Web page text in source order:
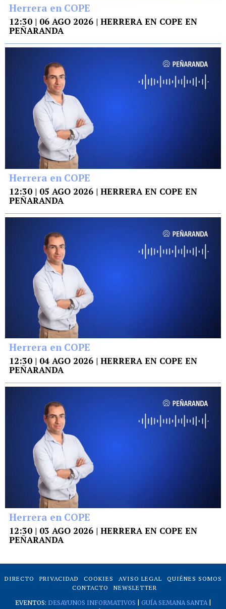
Herrera en COPE
12:30 | 06 AGO 2026 | HERRERA EN COPE EN
PEÑARANDA
Herrera en COPE
12:30 | 05 AGO 2026 | HERRERA EN COPE EN
PEÑARANDA
Herrera en COPE
12:30 | 04 AGO 2026 | HERRERA EN COPE EN
PEÑARANDA
Herrera en COPE
12:30 | 03 AGO 2026 | HERRERA EN COPE EN
PEÑARANDA
DIRECTO PRIVACIDAD COOKIES AVISO LEGAL
QUIÉNES SOMOS
CONTACTO
NEWSLETTER
EVENTOS: DESAYUNOS INFORMATIVOS GUÍA SEMANA SANTA|